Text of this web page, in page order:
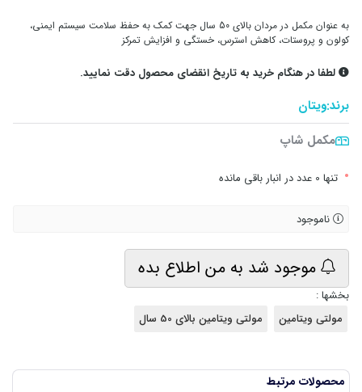
به عنوان مکمل در مردان بالای 50 سال جهت کمک به حفظ سلامت سیستم ایمنی،
کولون و پروستات، کاهش استرس، خستگی و افزایش تمرکز
لطفا در هنگام خرید به تاریخ انقضای محصول دقت نمایید.
برند:ویتان
مکمل شاپ
• تنها 0 عدد در انبار باقی مانده
ناموجود
موجود شد به من اطلاع بده
بخشها :
مولتی ویتامین
مولتی ویتامین بالای 50 سال
محصولات مرتبط